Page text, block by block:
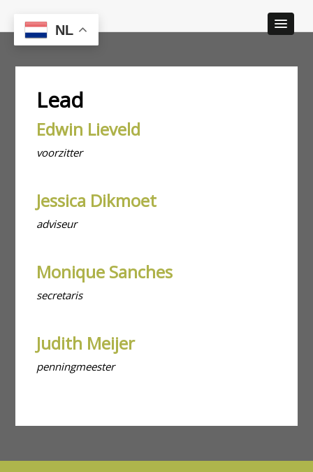
Lead
Edwin Lieveld
voorzitter
Jessica Dikmoet
adviseur
Monique Sanches
secretaris
Judith Meijer
penningmeester
NL